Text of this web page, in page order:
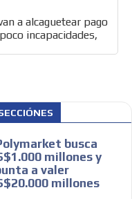
a alcaguetear pago
incapacidades,
busca
millones y
a valer
millones